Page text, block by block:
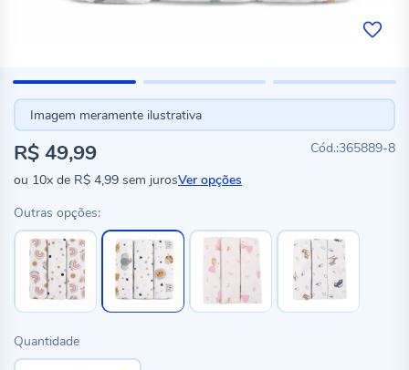
Imagem meramente ilustrativa
365889-8
R$ 49,99
ou 10x de R$ 4,99 sem jurosVer opções
Outras opções:
Quantidade